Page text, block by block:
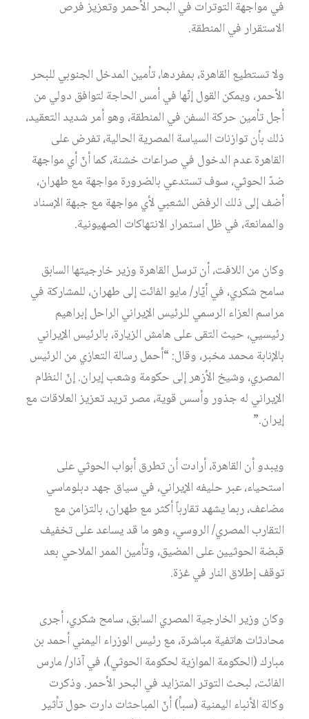
في مواجهة التوترات في البحر الأحمر وتعزيز فرص
الاستقرار في المنطقة.
ولا تستطيع القاهرة، بمفردها، تأمين المدخل الجنوبي للبحر
الأحمر، ويمكن القول إنّها في أمس الحاجة لتوافق دولي من
أجل تأمين حركة السفن في المنطقة، وهو أمر شديد التعقيد،
ذلك بأن توازنات السياسة المصرية الحالية، تفرض على
القاهرة عدم الدخول في صراعات خشنة، كما أنّ أي مواجهة
ضدّ الحوثي، سوف تستدعي بالضرورة مواجهة مع طهران،
أضف إلى ذلك الرفض الشعبي لأي مواجهة مع جبهة الإسناد
والممانعة، في ظل استمرار الانتهاكات الصهيونية.
وكان من اللافت، أن ترسل القاهرة وزير خارجيتها السابق
سامح شكري، في أيّار/ مايو الفائت إلى طهران، للمشاركة في
مراسم العزاء الرسمي للرئيس الإيراني الراحل إبراهيم
رئيسيي، حيث التقى على هامش الزيارة، بالرئيس الإيراني
بالإنابة محمد مخبر، وقال: “أحمل رسالة التعازي من الرئيس
المصري، وشيخ الأزهر إلى حكومة وشعب إيران. إنّ النظام
الإيراني له جذور وأسس قوية، مصر تريد تعزيز العلاقات مع
إيران.”
ويبدو أن القاهرة، أرادت أن تطرق أبواب الحوثي على
استحياء، عبر حليفه الإيراني، في سياق جهد دبلوماسي
مضاعف، ربما يشهد تقارباً أكثر مع طهران، بالتزامن مع
التقارب المصري/ الروسي، وهو ما قد يساعد على تخفيف
قبضة الحوثيين على المضيق، وتأمين الممر الملاحي بعد
توقف إطلاق النار في غزة.
وكان وزير الخارجية المصري السابق، سامح شكري، أجرى
محادثات هاتفية مباشرة، مع رئيس الوزراء اليمني أحمد بن
مبارك (الحكومة الموازية لحكومة الحوثي)، في آذار/ مارس
الفائت، لبحث التوتر المتزايد في البحر الأحمر. وذكرت
وكالة الأنباء اليمنية (سبأ) أنّ المباحثات دارت حول تأثير